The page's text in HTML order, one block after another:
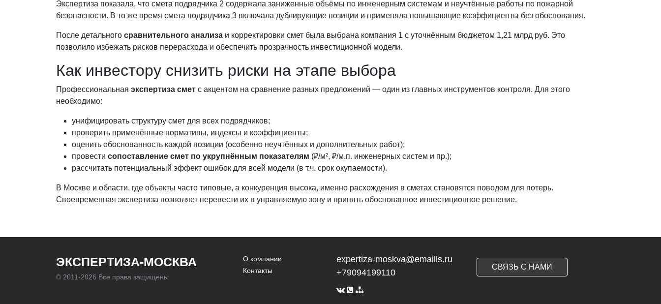
Экспертиза показала, что смета подрядчика 2 содержала заниженные объёмы по инженерным системам и неучтённые работы по пожарной
безопасности. В то же время смета подрядчика 3 включала дублирующие позиции и применяла повышающие коэффициенты без обоснования.
После детального сравнительного анализа и корректировки смет была выбрана компания 1 с уточнённым бюджетом 1,21 млрд руб. Это
позволило избежать рисков перерасхода и обеспечить прозрачность инвестиционной модели.
Как инвестору снизить риски на этапе выбора
Профессиональная экспертиза смет с акцентом на сравнение разных предложений — один из главных инструментов контроля. Для этого
необходимо:
унифицировать структуру смет для всех подрядчиков;
проверить применённые нормативы, индексы и коэффициенты;
оценить обоснованность каждой позиции (особенно неучтённых и дополнительных работ);
провести сопоставление смет по укрупнённым показателям (₽/м², ₽/м.п. инженерных систем и пр.);
рассчитать потенциальный эффект ошибок для всей модели (в т.ч. срок окупаемости).
В Москве и области, где объекты часто типовые, а конкуренция высока, именно расхождения в сметах становятся поводом для потерь.
Своевременная экспертиза позволяет перевести их в управляемую зону и принять обоснованное инвестиционное решение.
ЭКСПЕРТИЗА-МОСКВА
© 2011-2026 Все права защищены
О компании
Контакты
expertiza-moskva@emaills.ru
+79094199110
СВЯЗЬ С НАМИ